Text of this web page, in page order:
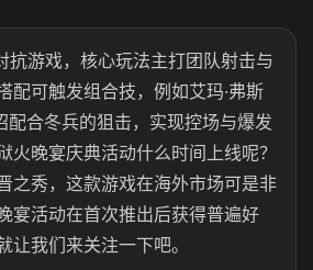
抗游戏，核心玩法主打团队射击与
配可触发组合技，例如艾玛·弗斯
配合冬兵的狙击，实现控场与爆发
火晚宴庆典活动什么时间上线呢？
之秀，这款游戏在海外市场可是非
宴活动在首次推出后获得普遍好
让我们来关注一下吧。